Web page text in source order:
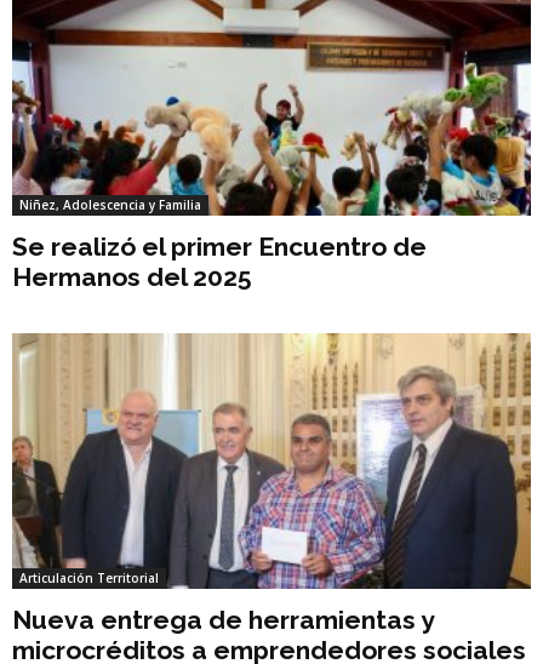
Niñez, Adolescencia y Familia
Se realizó el primer Encuentro de
Hermanos del 2025
Articulación Territorial
Nueva entrega de herramientas y
microcréditos a emprendedores sociales